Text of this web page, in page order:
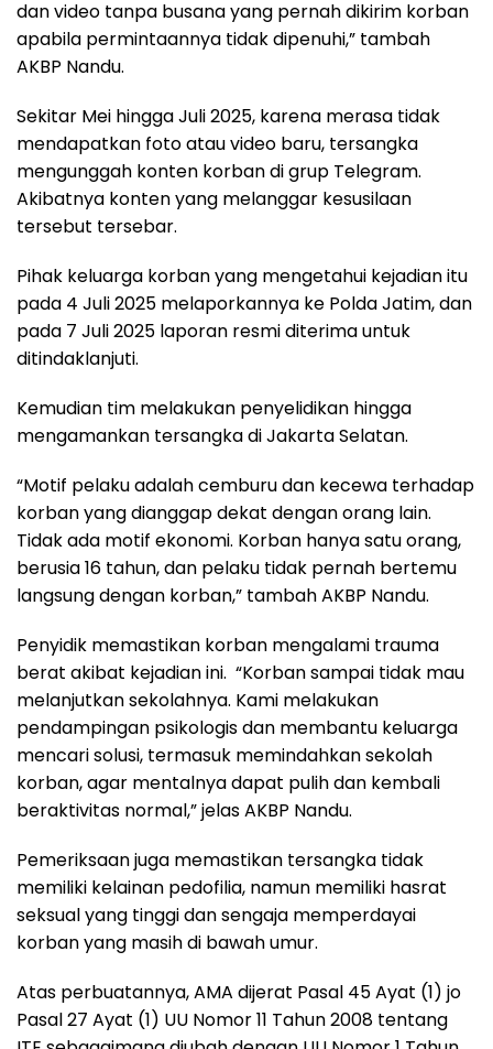
dan video tanpa busana yang pernah dikirim korban
apabila permintaannya tidak dipenuhi,” tambah
AKBP Nandu.
Sekitar Mei hingga Juli 2025, karena merasa tidak
mendapatkan foto atau video baru, tersangka
mengunggah konten korban di grup Telegram.
Akibatnya konten yang melanggar kesusilaan
tersebut tersebar.
Pihak keluarga korban yang mengetahui kejadian itu
pada 4 Juli 2025 melaporkannya ke Polda Jatim, dan
pada 7 Juli 2025 laporan resmi diterima untuk
ditindaklanjuti.
Kemudian tim melakukan penyelidikan hingga
mengamankan tersangka di Jakarta Selatan.
“Motif pelaku adalah cemburu dan kecewa terhadap
korban yang dianggap dekat dengan orang lain.
Tidak ada motif ekonomi. Korban hanya satu orang,
berusia 16 tahun, dan pelaku tidak pernah bertemu
langsung dengan korban,” tambah AKBP Nandu.
Penyidik memastikan korban mengalami trauma
berat akibat kejadian ini. “Korban sampai tidak mau
melanjutkan sekolahnya. Kami melakukan
pendampingan psikologis dan membantu keluarga
mencari solusi, termasuk memindahkan sekolah
korban, agar mentalnya dapat pulih dan kembali
beraktivitas normal,” jelas AKBP Nandu.
Pemeriksaan juga memastikan tersangka tidak
memiliki kelainan pedofilia, namun memiliki hasrat
seksual yang tinggi dan sengaja memperdayai
korban yang masih di bawah umur.
Atas perbuatannya, AMA dijerat Pasal 45 Ayat (1) jo
Pasal 27 Ayat (1) UU Nomor 11 Tahun 2008 tentang